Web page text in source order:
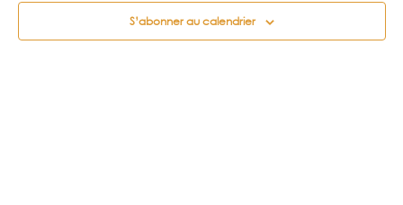
S’abonner au calendrier